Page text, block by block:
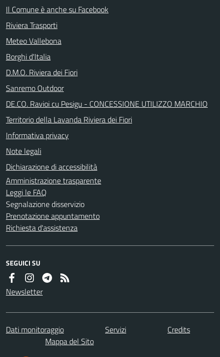
Il Comune è anche su Facebook
Riviera Trasporti
Meteo Vallebona
Borghi d'Italia
D.M.O. Riviera dei Fiori
Sanremo Outdoor
DE.CO. Ravioi cu Pesigu - CONCESSIONE UTILIZZO MARCHIO
Territorio della Lavanda Riviera dei Fiori
Informativa privacy
Note legali
Dichiarazione di accessibilità
Amministrazione trasparente
Leggi le FAQ
Segnalazione disservizio
Prenotazione appuntamento
Richiesta d'assistenza
SEGUICI SU
Newsletter
Dati monitoraggio Servizi
Credits
Mappa del Sito